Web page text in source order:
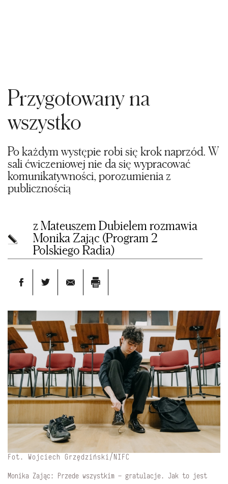
Przygotowany na
wszystko
Po każdym występie robi się krok naprzód. W
sali ćwiczeniowej nie da się wypracować
komunikatywności, porozumienia z
publicznością
z Mateuszem Dubielem rozmawia
Monika Zając (Program 2
Polskiego Radia)
Fot. Wojciech Grzędziński/NIFC
Monika Zając: Przede wszystkim – gratulacje. Jak to jest